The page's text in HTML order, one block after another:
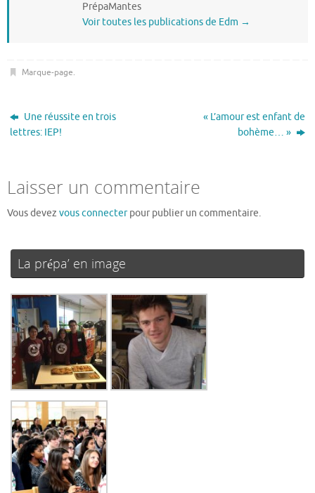
PrépaMantes
Voir toutes les publications de Edm →
Marque-page.
Une réussite en trois
lettres: IEP!
« L’amour est enfant de
bohème… »
Laisser un commentaire
Vous devez vous connecterpour publier un commentaire.
La prépa’ en image